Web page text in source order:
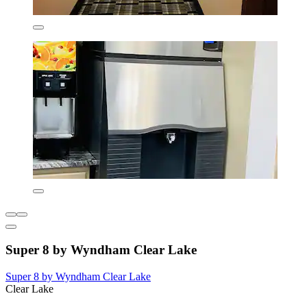
Super 8 by Wyndham Clear Lake
Super 8 by Wyndham Clear Lake
Clear Lake